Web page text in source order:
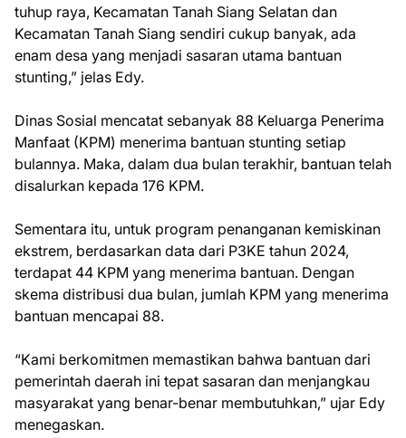
tuhup raya, Kecamatan Tanah Siang Selatan dan
Kecamatan Tanah Siang sendiri cukup banyak, ada
enam desa yang menjadi sasaran utama bantuan
stunting,” jelas Edy.
Dinas Sosial mencatat sebanyak 88 Keluarga Penerima
Manfaat (KPM) menerima bantuan stunting setiap
bulannya. Maka, dalam dua bulan terakhir, bantuan telah
disalurkan kepada 176 KPM.
Sementara itu, untuk program penanganan kemiskinan
ekstrem, berdasarkan data dari P3KE tahun 2024,
terdapat 44 KPM yang menerima bantuan. Dengan
skema distribusi dua bulan, jumlah KPM yang menerima
bantuan mencapai 88.
“Kami berkomitmen memastikan bahwa bantuan dari
pemerintah daerah ini tepat sasaran dan menjangkau
masyarakat yang benar-benar membutuhkan,” ujar Edy
menegaskan.